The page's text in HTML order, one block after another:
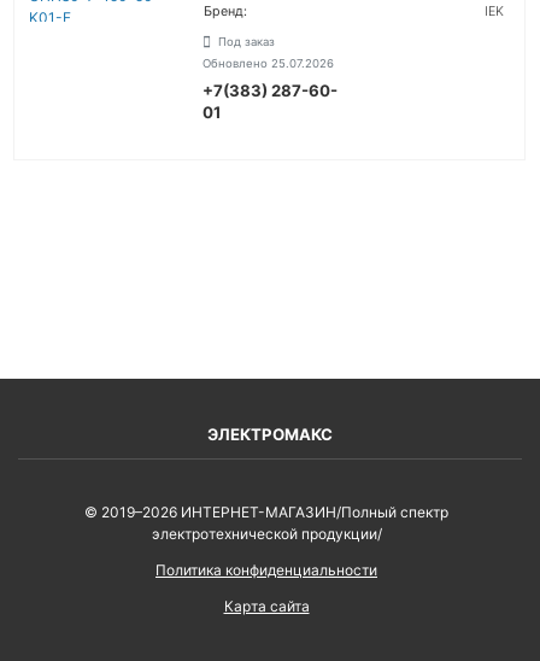
Бренд:
IEK
Под заказ
Обновлено 25.07.2026
+7(383) 287-60-
01
ЭЛЕКТРОМАКС
© 2019–2026 ИНТЕРНЕТ-МАГАЗИН/Полный спектр
электротехнической продукции/
Политика конфиденциальности
Карта сайта